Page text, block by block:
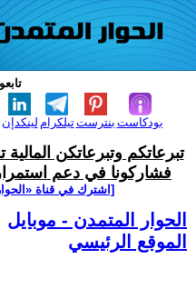
لينكدإن تيلكرامبنترست بودكاست
تبرعاتكم وتبرعاتكن
فشاركونا في دعم
[اشترك في قناة
الحوار المتمدن - موبايل
الموقع الرئيسي